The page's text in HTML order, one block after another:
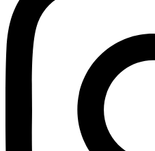
に
ス
キ
ッ
プ